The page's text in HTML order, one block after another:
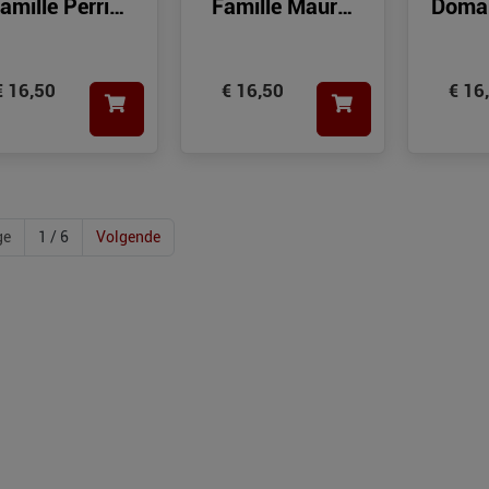
Perrin
16,50
Famille Maurel
€ 16,50 €
1 / 6 Volgende